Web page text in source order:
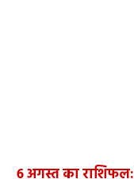
6 अगस्त का राशिफल: